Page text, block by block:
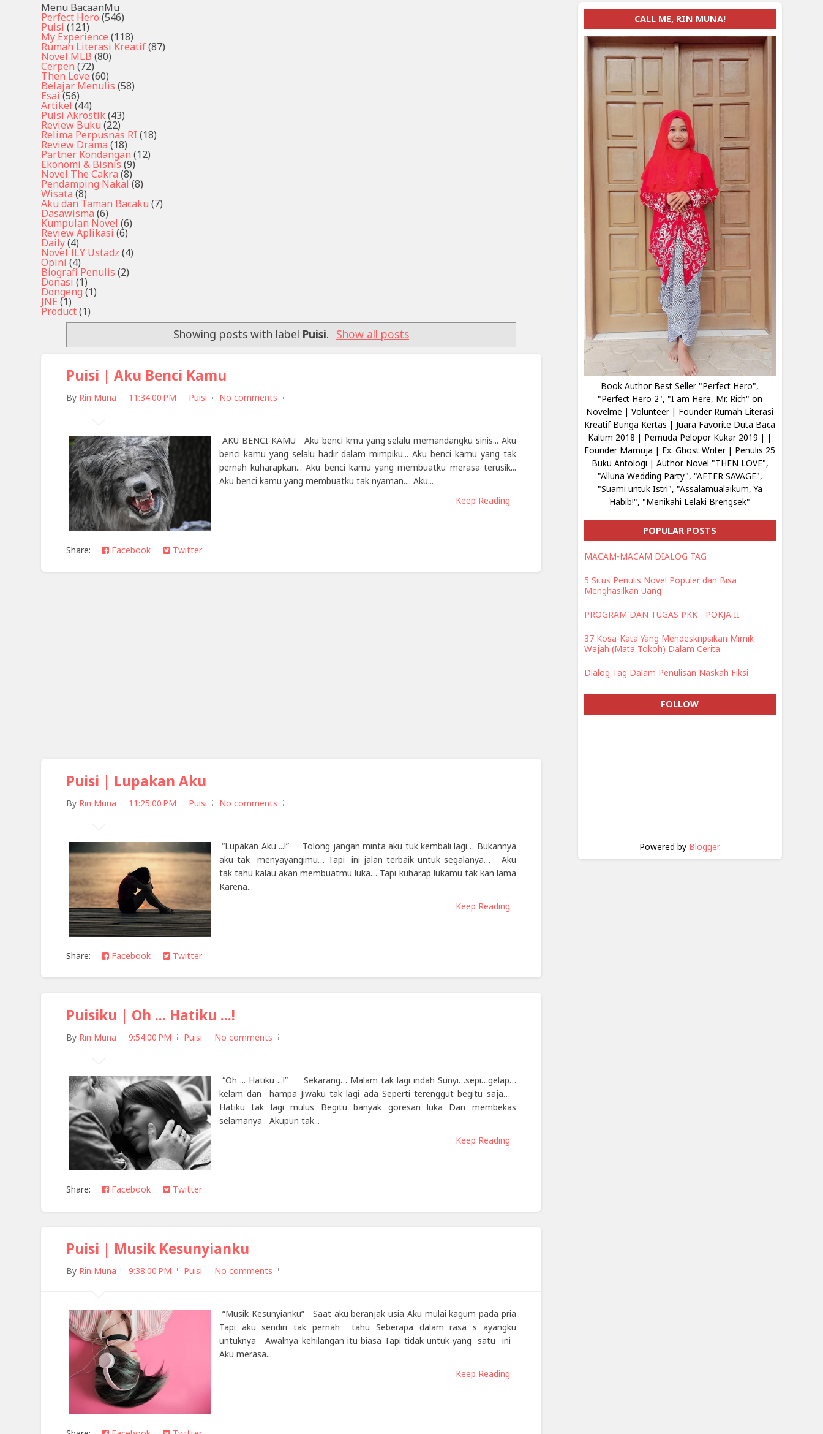
Menu BacaanMu
Perfect Hero (546)
Puisi (121)
My Experience (118)
Rumah Literasi Kreatif(87)
Novel MLB (80)
Cerpen (72)
Then Love (60)
Belajar Menulis (58)
Esai (56)
Artikel (44)
Puisi Akrostik(43)
Review Buku (22)
Relima Perpusnas RI (18)
Review Drama (18)
Partner Kondangan (12)
Ekonomi & Bisnis (9)
Novel The Cakra (8)
Pendamping Nakal(8)
Wisata (8)
Aku dan Taman Bacaku (7)
Dasawisma (6)
Kumpulan Novel (6)
Review Aplikasi (6)
Daily(4)
Novel ILY Ustadz (4)
Opini (4)
Biografi Penulis (2)
Donasi (1)
Dongeng (1)
JNE (1)
Product(1)
Showing posts with label Puisi. Show all posts
Puisi | Aku Benci Kamu
By Rin Muna 11:34:00 PM Puisi No comments
AKU BENCI KAMU Aku benci kmu yang selalu memandangku sinis... Aku
benci kamu yang selalu hadir dalam mimpiku... Aku benci kamu yang tak
pernah kuharapkan... Aku benci kamu yang membuatku merasa terusik...
Aku benci kamu yang membuatku tak nyaman.... Aku...
Keep Reading
Share: Facebook Twitter
Puisi | Lupakan Aku
By Rin Muna 11:25:00 PM Puisi No comments
“Lupakan Aku ...!” Tolong jangan minta aku tuk kembali lagi… Bukannya
aku tak menyayangimu… Tapi ini jalan terbaik untuk segalanya… Aku
tak tahu kalau akan membuatmu luka… Tapi kuharap lukamu tak kan lama
Karena...
Keep Reading
Share: Facebook Twitter
Puisiku | Oh ... Hatiku ...!
By Rin Muna 9:54:00 PM Puisi No comments
“Oh ... Hatiku ...!” Sekarang… Malam tak lagi indah Sunyi…sepi…gelap…
kelam dan hampa Jiwaku tak lagi ada Seperti terenggut begitu saja…
Hatiku tak lagi mulus Begitu banyak goresan luka Dan membekas
selamanya Akupun tak...
Keep Reading
Share: Facebook Twitter
Puisi | Musik Kesunyianku
By Rin Muna 9:38:00 PM Puisi No comments
“Musik Kesunyianku” Saat aku beranjak usia Aku mulai kagum pada pria
Tapi aku sendiri tak pernah tahu Seberapa dalam rasa s ayangku
untuknya Awalnya kehilangan itu biasa Tapi tidak untuk yang satu ini
Aku merasa...
Keep Reading
CALL ME, RIN MUNA!
Book Author Best Seller "Perfect Hero",
"Perfect Hero 2", "I am Here, Mr. Rich" on
Novelme | Volunteer | Founder Rumah Literasi
Kreatif Bunga Kertas | Juara Favorite Duta Baca
Kaltim 2018 | Pemuda Pelopor Kukar 2019 | |
Founder Mamuja | Ex. Ghost Writer | Penulis 25
Buku Antologi | Author Novel "THEN LOVE",
"Alluna Wedding Party", "AFTER SAVAGE",
"Suami untuk Istri", "Assalamualaikum, Ya
Habib!", "Menikahi Lelaki Brengsek"
POPULAR POSTS
MACAM-MACAM DIALOG TAG
5 Situs Penulis Novel Populer dan Bisa
Menghasilkan Uang
PROGRAM DAN TUGAS PKK - POKJA II
37 Kosa-Kata Yang Mendeskripsikan Mimik
Wajah (Mata Tokoh) Dalam Cerita
Dialog Tag Dalam Penulisan Naskah Fiksi
FOLLOW
Powered by Blogger.